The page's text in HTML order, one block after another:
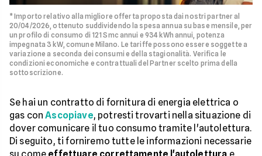
* Importo relativo alla migliore offerta proposta dai nostri partner al
20/04/2026, ottenuto suddividendo la spesa annua su base mensile, per
un profilo di consumo di 121 Smc annui e 934 kWh annui, potenza
impegnata 3 kW, comune Milano. Le tariffe possono essere soggette a
variazione a seconda dei consumi e della stagionalità. Verifica le
condizioni economiche e contrattuali del Partner scelto prima della
sottoscrizione.
Se hai un contratto di fornitura di energia elettrica o
gas conAscopiave, potresti trovarti nella situazione di
dover comunicare il tuo consumo tramite l'autolettura.
Di seguito, ti forniremo tutte le informazioni necessarie